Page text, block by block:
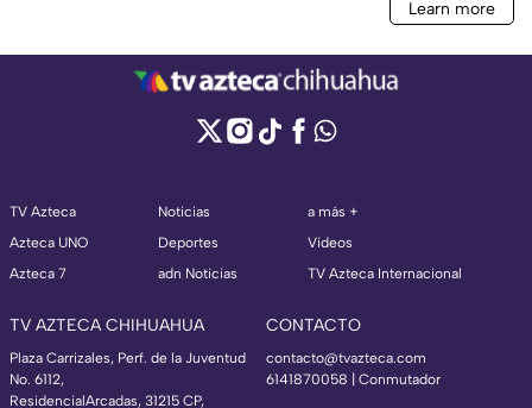
TV Azteca
Azteca UNO
Azteca 7
Noticias
Deportes
adn Noticias
a más +
Videos
TV Azteca Internacional
TV AZTECA CHIHUAHUA
Plaza Carrizales, Perf. de la Juventud
No. 6112,
ResidencialArcadas, 31215 CP,
CONTACTO
contacto@tvazteca.com
6141870058 | Conmutador